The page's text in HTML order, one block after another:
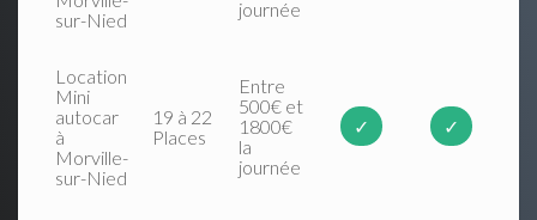
sur-Nied
journée
Location
Mini
autocar
à
Morville-
sur-Nied
19 à 22
Places
Entre
500€ et
1800€
la
journée
✓ ✓